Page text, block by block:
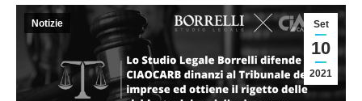
Set
10
2021
Notizie